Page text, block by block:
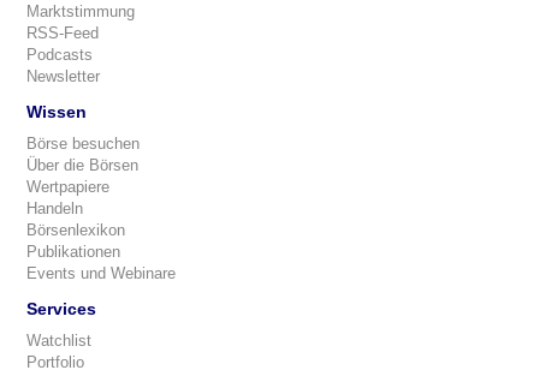
Marktstimmung
RSS-Feed
Podcasts
Newsletter
Wissen
Börse besuchen
Über die Börsen
Wertpapiere
Handeln
Börsenlexikon
Publikationen
Events und Webinare
Services
Watchlist
Portfolio